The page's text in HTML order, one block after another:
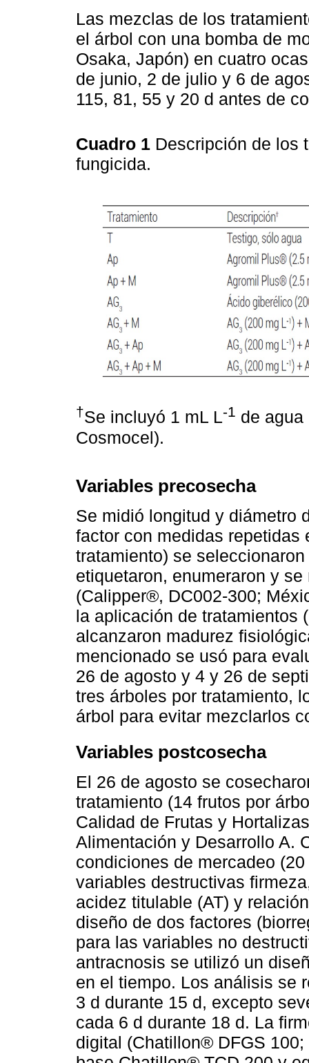
Las mezclas de los
el árbol con una bomba de
Osaka, Japón) en cuatro
de junio, 2 de julio y 6 de
115, 81, 55 y 20 d antes de
Cuadro 1 Descripción de los
fungicida.
†Se incluyó 1 mL L-1 de
Cosmocel).
Variables precosecha
Se midió longitud y diámetro
factor con medidas repetidas
tratamiento) se
etiquetaron, enumeraron y
(Calipper®, DC002-300;
la aplicación de tratamientos
alcanzaron madurez
mencionado se usó para
26 de agosto y 4 y 26 de
tres árboles por tratamiento,
árbol para evitar mezclarlos
Variables postcosecha
El 26 de agosto se
tratamiento (14 frutos por
Calidad de Frutas y
Alimentación y Desarrollo A.
condiciones de mercadeo
variables destructivas
acidez titulable (AT) y
diseño de dos factores
para las variables no
antracnosis se utilizó un
en el tiempo. Los análisis se
3 d durante 15 d, excepto
cada 6 d durante 18 d. La
digital (Chatillon® DFGS